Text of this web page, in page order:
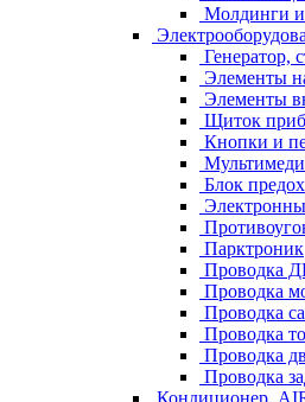
Молдинги и
Генератор,
Элементы
Элементы
Щиток
Кнопки и
Блок
Парктроник
Проводка
Проводка
Проводка
Проводка
Проводка
Проводка
Кондиционер,